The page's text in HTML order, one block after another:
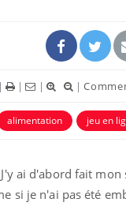
| | | |
alimentation jeu en
ai d'abord fait
si je n'ai pas été
Fortes